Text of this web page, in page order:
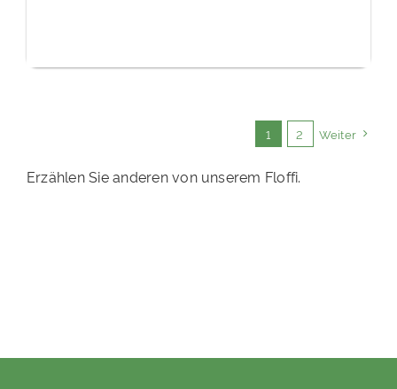
1 2 Weiter
Erzählen Sie anderen von unserem Floffi.